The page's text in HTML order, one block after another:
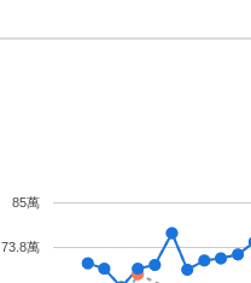
73.8萬
85萬